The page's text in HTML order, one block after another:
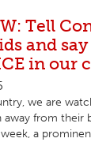
Tell
and
in our
we are
from their
a